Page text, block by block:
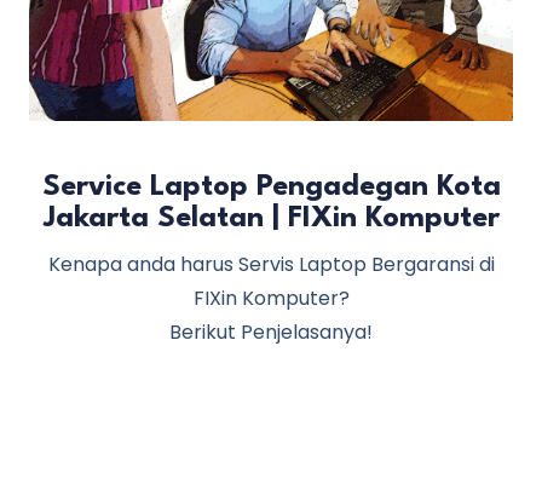
Service Laptop Pengadegan Kota
Jakarta Selatan | FIXin Komputer
Kenapa anda harus Servis Laptop Bergaransi di
FIXin Komputer?
Berikut Penjelasanya!